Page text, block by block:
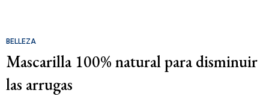
BELLEZA
Mascarilla 100% natural para disminuir
las arrugas